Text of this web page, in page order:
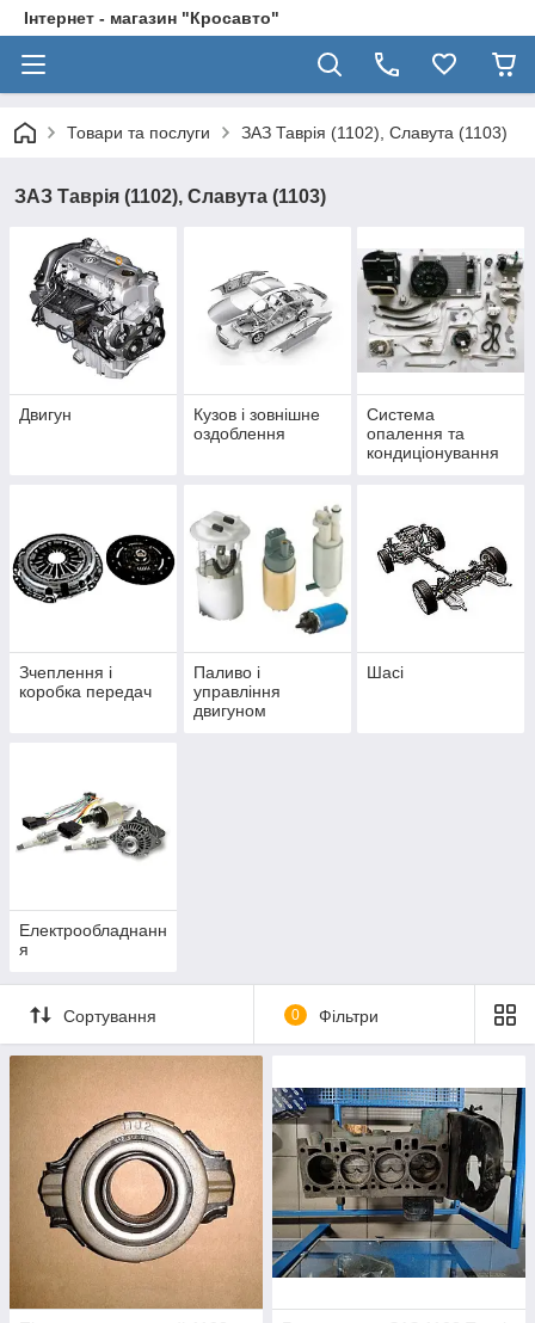
Інтернет - магазин "Кросавто"
Товари та послуги ЗАЗ Таврія (1102), Славута (1103)
ЗАЗ Таврія (1102), Славута (1103)
Двигун
Кузов і зовнішне
оздоблення
Система
опалення та
кондиціонування
Зчеплення і
коробка передач
Паливо і
управління
двигуном
Шасі
Електрообладнанн
я
Сортування 0 Фільтри